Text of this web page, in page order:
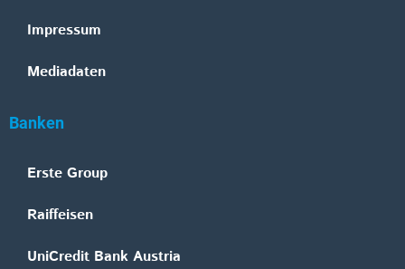
Impressum
Mediadaten
Banken
Erste Group
Raiffeisen
UniCredit Bank Austria